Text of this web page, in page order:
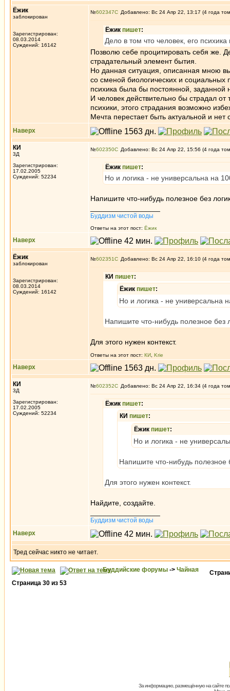
Ёжик
заблокирован
Зарегистрирован:
08.03.2014
Суждений: 16142
№602347 Добавлено: Вс 24 Апр 22, 13:17 (4 года
Ёжик пишет:
Дело в том что человек, его
Позволю себе процитировать себя же.
страдательный элемент бытия.
Но данная ситуация, описанная мною
со сменой биологических и социальных
психика была бы постоянной,
И человек действительно бы страдал
психики, этого страдания возможно
Мечта перестает быть актуальной и
Наверх
КИ
3Д
Зарегистрирован:
17.02.2005
Суждений: 52234
№602350 Добавлено: Вс 24 Апр 22, 15:56 (4 года
Ёжик пишет:
Но и логика - не универсальна на
Напишите что-нибудь полезное без
Буддизм чистой воды
Ответы на этот пост: Ёжик
Наверх
Ёжик
заблокирован
Зарегистрирован:
08.03.2014
Суждений: 16142
№602351 Добавлено: Вс 24 Апр 22, 16:10 (4 года
КИ пишет:
Ёжик пишет:
Но и логика - не универсальна
Напишите что-нибудь полезное без
Для этого нужен контекст.
Ответы на этот пост: КИ Krie
Наверх
КИ
3Д
Зарегистрирован:
17.02.2005
Суждений: 52234
№602352 Добавлено: Вс 24 Апр 22, 16:34 (4 года
Ёжик пишет:
КИ пишет:
Ёжик пишет:
Но и логика - не
Напишите что-нибудь полезное
Для этого нужен контекст.
Найдите, создайте.
Буддизм чистой воды
Наверх
Тред сейчас никто не читает.
Буддийские форумы -> Чайная
Страница 30 из 53
За информацию, размещённую на сайте